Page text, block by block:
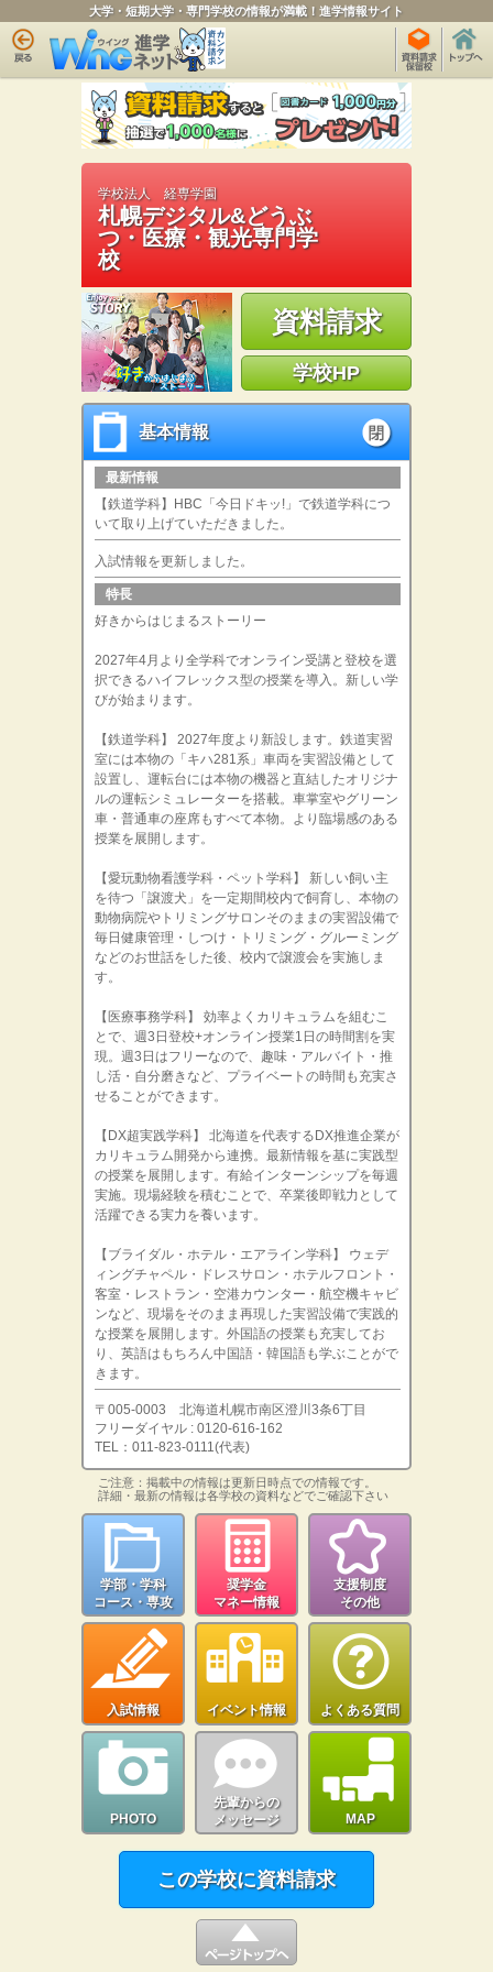
大学・短期大学・専門学校の情報が満載！進学情報サイト
学校法人 経専学園
札幌デジタル&どうぶ
つ・医療・観光専門学
校
資料請求
学校HP
基本情報
基本情報
最新情報
【鉄道学科】HBC「今日ドキッ!」で鉄道学科につ
いて取り上げていただきました。
入試情報を更新しました。
特長
好きからはじまるストーリー
2027年4月より全学科でオンライン受講と登校を選
択できるハイフレックス型の授業を導入。新しい学
びが始まります。
【鉄道学科】 2027年度より新設します。鉄道実習
室には本物の「キハ281系」車両を実習設備として
設置し、運転台には本物の機器と直結したオリジナ
ルの運転シミュレーターを搭載。車掌室やグリーン
車・普通車の座席もすべて本物。より臨場感のある
授業を展開します。
【愛玩動物看護学科・ペット学科】 新しい飼い主
を待つ「譲渡犬」を一定期間校内で飼育し、本物の
動物病院やトリミングサロンそのままの実習設備で
毎日健康管理・しつけ・トリミング・グルーミング
などのお世話をした後、校内で譲渡会を実施しま
す。
【医療事務学科】 効率よくカリキュラムを組むこ
とで、週3日登校+オンライン授業1日の時間割を実
現。週3日はフリーなので、趣味・アルバイト・推
し活・自分磨きなど、プライベートの時間も充実さ
せることができます。
【DX超実践学科】 北海道を代表するDX推進企業が
カリキュラム開発から連携。最新情報を基に実践型
の授業を展開します。有給インターンシップを毎週
実施。現場経験を積むことで、卒業後即戦力として
活躍できる実力を養います。
【ブライダル・ホテル・エアライン学科】 ウェデ
ィングチャペル・ドレスサロン・ホテルフロント・
客室・レストラン・空港カウンター・航空機キャビ
ンなど、現場をそのまま再現した実習設備で実践的
な授業を展開します。外国語の授業も充実してお
り、英語はもちろん中国語・韓国語も学ぶことがで
きます。
〒005-0003 北海道札幌市南区澄川3条6丁目
フリーダイヤル : 0120-616-162
TEL：011-823-0111(代表)
ご注意：掲載中の情報は更新日時点での情報です。
詳細・最新の情報は各学校の資料などでご確認下さい
学部・学科
コース・専攻
奨学金
マネー情報
支援制度
その他
入試情報 イベント情報 よくある質問
PHOTO
先輩からの
メッセージ
MAP
この学校に資料請求